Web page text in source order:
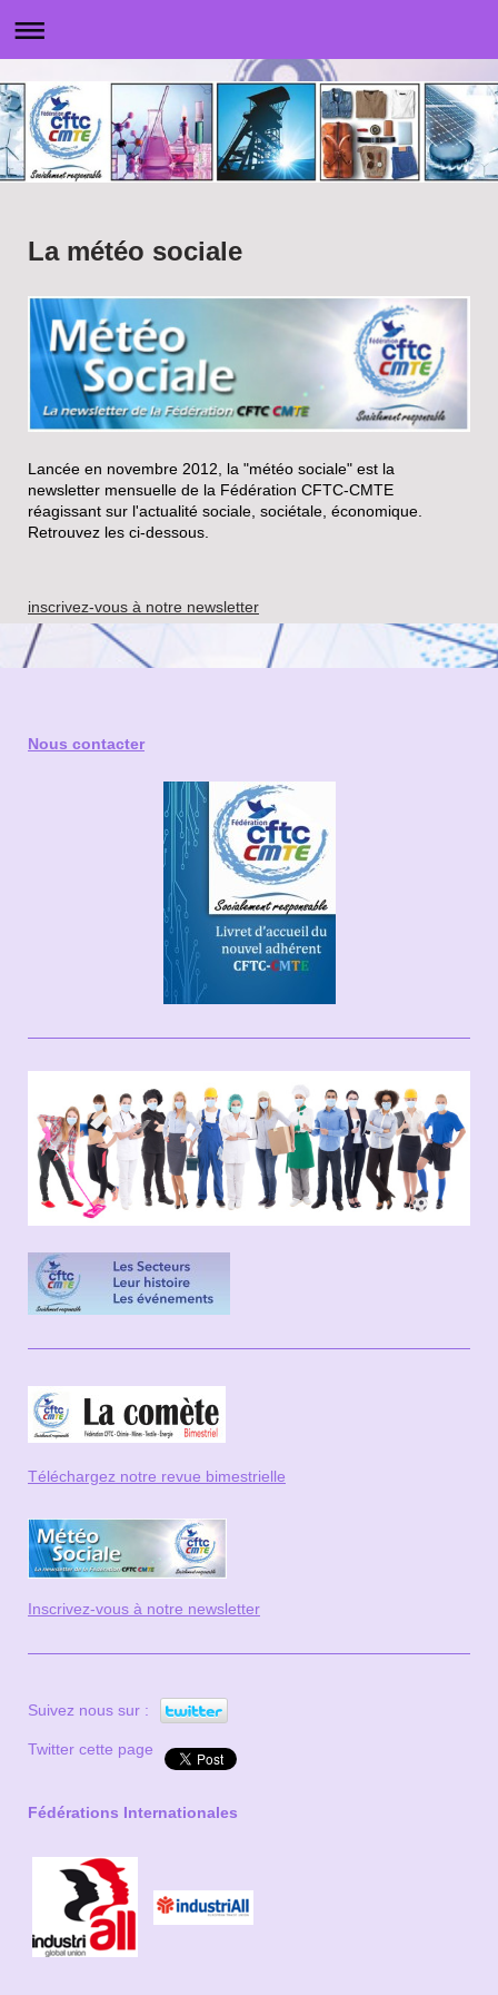
La météo sociale
Lancée en novembre 2012, la "météo sociale" est la
newsletter mensuelle de la Fédération CFTC-CMTE
réagissant sur l'actualité sociale, sociétale, économique.
Retrouvez les ci-dessous.
inscrivez-vous à notre newsletter
Nous contacter
Téléchargez notre revue bimestrielle
Inscrivez-vous à notre newsletter
Suivez nous sur :
Twitter cette page
Fédérations Internationales